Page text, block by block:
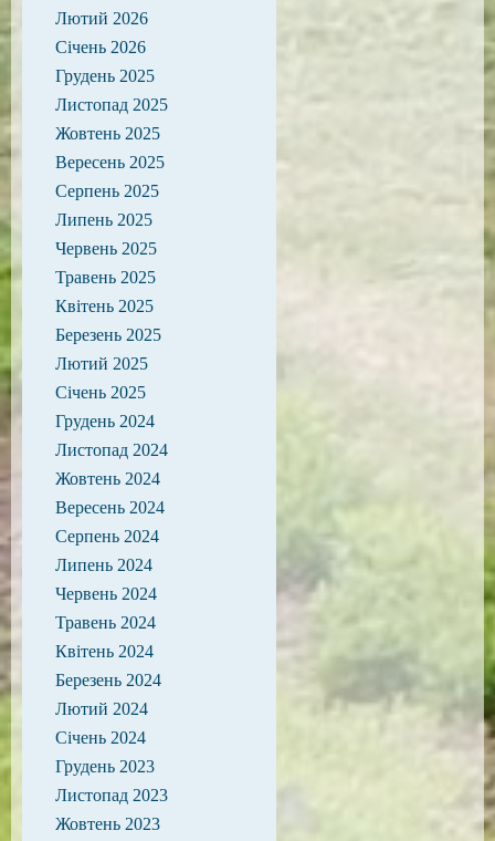
Лютий 2026
Січень 2026
Грудень 2025
Листопад 2025
Жовтень 2025
Вересень 2025
Серпень 2025
Липень 2025
Червень 2025
Травень 2025
Квітень 2025
Березень 2025
Лютий 2025
Січень 2025
Грудень 2024
Листопад 2024
Жовтень 2024
Вересень 2024
Серпень 2024
Липень 2024
Червень 2024
Травень 2024
Квітень 2024
Березень 2024
Лютий 2024
Січень 2024
Грудень 2023
Листопад 2023
Жовтень 2023